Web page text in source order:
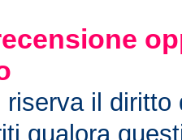
riserva il diritto
qualora